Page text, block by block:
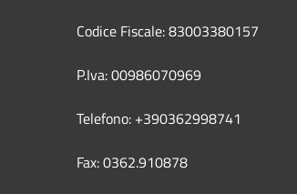
Codice Fiscale: 83003380157
P.Iva: 00986070969
Telefono: +390362998741
Fax: 0362.910878